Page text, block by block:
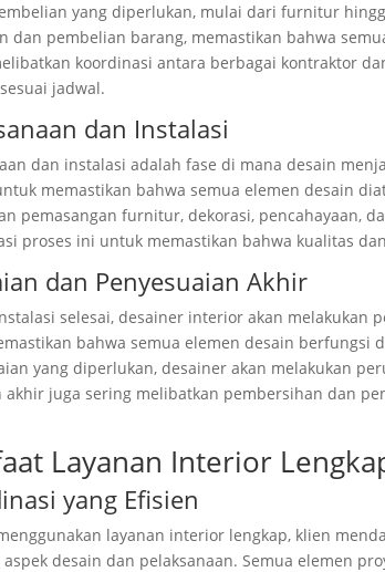
yang diperlukan, mulai dari furnitur
dan pembelian barang, memastikan bahwa
koordinasi antara berbagai kontraktor
jadwal.
dan Instalasi
dan instalasi adalah fase di mana desain
memastikan bahwa semua elemen desain
pemasangan furnitur, dekorasi, pencahayaan,
proses ini untuk memastikan bahwa kualitas
dan Penyesuaian Akhir
selesai, desainer interior akan
bahwa semua elemen desain berfungsi
yang diperlukan, desainer akan melakukan
akhir juga sering melibatkan pembersihan dan
Layanan Interior
yang Efisien
layanan interior lengkap, klien
desain dan pelaksanaan. Semua elemen